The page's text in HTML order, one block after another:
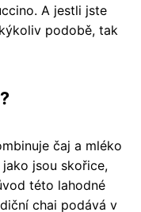
A jestli jste
podobě, tak
čaj a mléko
jsou skořice,
této lahodné
chai podává v